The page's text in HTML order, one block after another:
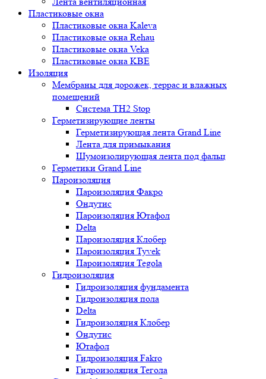
Пластиковые окна
Пластиковые окна Kaleva
Пластиковые окна Rehau
Пластиковые окна Veka
Пластиковые окна KBE
Изоляция
Мембраны для дорожек, террас и влажных
помещений
Система TH2 Stop
Герметизирующие ленты
Герметизирующая лента Grand Line
Лента для примыкания
Шумоизолирующая лента под фальц
Герметики Grand Line
Пароизоляция
Пароизоляция Факро
Ондутис
Пароизоляция Ютафол
Delta
Пароизоляция Клобер
Пароизоляция Tyvek
Пароизоляция Tegola
Гидроизоляция
Гидроизоляция фундамента
Гидроизоляция пола
Delta
Гидроизоляция Клобер
Ондутис
Ютафол
Гидроизоляция Fakro
Гидроизоляция Тегола